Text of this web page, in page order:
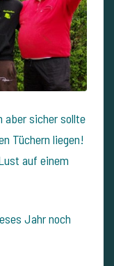
aber sicher sollte
Tüchern liegen!
auf einem
Jahr noch